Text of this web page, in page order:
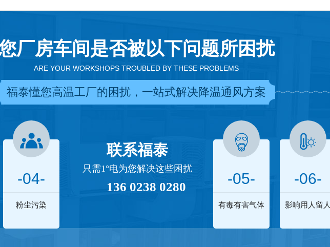
厂房车间是否被以下问题所困扰
ARE YOUR WORKSHOPS TROUBLED BY THESE PROBLEMS
福泰懂您高温工厂的困扰，一站式解决降温通风方案
-04-
粉尘污染
联系福泰
只需1°电为您解决这些困扰
136 0238 0280 -05-
有毒有害气体
-06-
影响用人留人